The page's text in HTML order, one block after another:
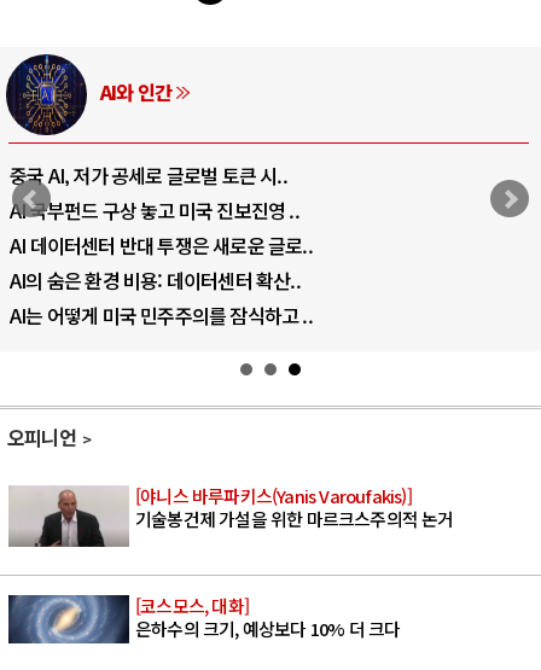
AI와 인간
중국 AI, 저가 공세로 글로벌 토큰 시..
AI 국부펀드 구상 놓고 미국 진보진영 ..
AI 데이터센터 반대 투쟁은 새로운 글로..
AI의 숨은 환경 비용: 데이터센터 확산..
AI는 어떻게 미국 민주주의를 잠식하고 ..
오피니언
[야니스 바루파키스(Yanis Varoufakis)]
기술봉건제 가설을 위한 마르크스주의적 논거
[코스모스, 대화]
은하수의 크기, 예상보다 10% 더 크다